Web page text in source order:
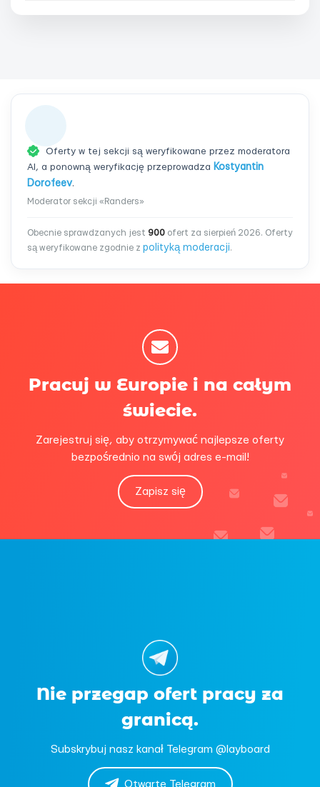
Oferty w tej sekcji są weryfikowane przez moderatora
AI, a ponowną weryfikację przeprowadza Kostyantin
Dorofeev.
Moderator sekcji «Randers»
Obecnie sprawdzanych jest 900 ofert za sierpień 2026. Oferty
są weryfikowane zgodnie z polityką moderacji.
Pracuj w Europie i na całym
świecie.
Zarejestruj się, aby otrzymywać najlepsze oferty
bezpośrednio na swój adres e-mail!
Zapisz się
Nie przegap ofert pracy za
granicą.
Subskrybuj nasz kanał Telegram @layboard
Otwarte Telegram